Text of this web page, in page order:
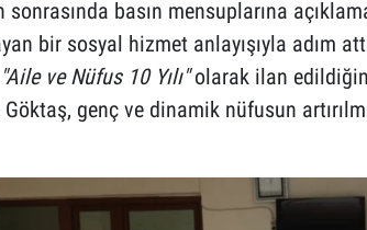
sonrasında basın mensuplarına
bir sosyal hizmet anlayışıyla adım
"Aile ve Nüfus 10 Yılı"olarak ilan
genç ve dinamik nüfusun